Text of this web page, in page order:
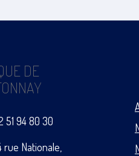
DE
51 94 80 30
rue Nationale,